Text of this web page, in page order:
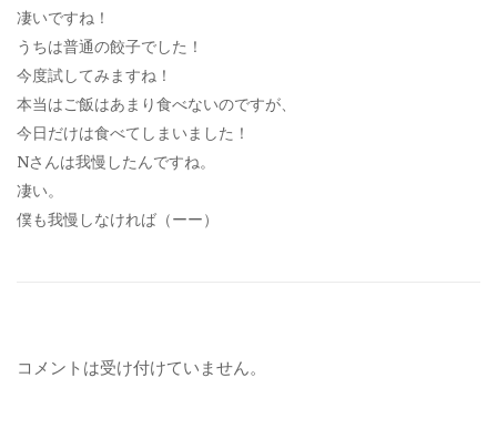
凄いですね！
うちは普通の餃子でした！
今度試してみますね！
本当はご飯はあまり食べないのですが、
今日だけは食べてしまいました！
Nさんは我慢したんですね。
凄い。
僕も我慢しなければ（ーー）
コメントは受け付けていません。